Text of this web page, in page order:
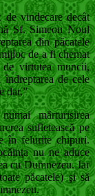
vindecare decât
Sf. Simeon Noul
din păcatele
de a fi chemat
virtutea muncii,
de cele
dar.”
mărturisirea
sufletească pe
în felurite chipuri.
nu ne aduce
cu Dumnezeu. Iar
păcatele) şi să